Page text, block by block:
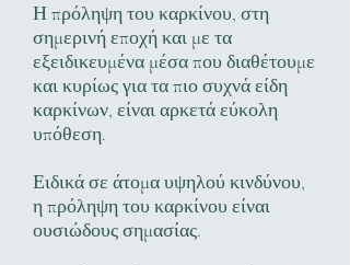
Η πρόληψη του καρκίνου, στη
σημερινή εποχή και με τα
εξειδικευμένα μέσα που διαθέτουμε
και κυρίως για τα πιο συχνά είδη
καρκίνων, είναι αρκετά εύκολη
υπόθεση.
Ειδικά σε άτομα υψηλού κινδύνου,
η πρόληψη του καρκίνου είναι
ουσιώδους σημασίας.